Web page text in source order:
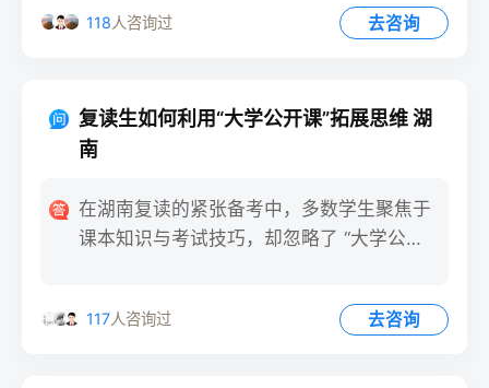
118人咨询过 去咨询
复读生如何利用“大学公开课”拓展思维 湖
南
在湖南复读的紧张备考中，多数学生聚焦于
课本知识与考试技巧，却忽略了 “大学公开
117人咨询过 去咨询